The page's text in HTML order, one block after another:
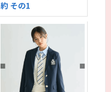
約 その1